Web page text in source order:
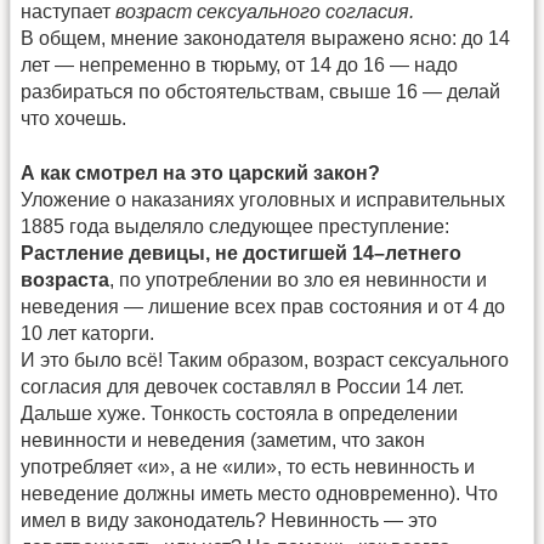
наступает возраст сексуального согласия.
В общем, мнение законодателя выражено ясно: до 14
лет — непременно в тюрьму, от 14 до 16 — надо
разбираться по обстоятельствам, свыше 16 — делай
что хочешь.
А как смотрел на это царский закон?
Уложение о наказаниях уголовных и исправительных
1885 года выделяло следующее преступление:
Растление девицы, не достигшей 14–летнего
возраста, по употреблении во зло ея невинности и
неведения — лишение всех прав состояния и от 4 до
10 лет каторги.
И это было всё! Таким образом, возраст сексуального
согласия для девочек составлял в России 14 лет.
Дальше хуже. Тонкость состояла в определении
невинности и неведения (заметим, что закон
употребляет «и», а не «или», то есть невинность и
неведение должны иметь место одновременно). Что
имел в виду законодатель? Невинность — это